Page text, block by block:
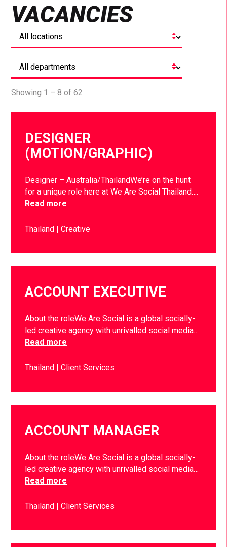
VACANCIES
Showing 1 – 8 of 62
DESIGNER
(MOTION/GRAPHIC)
Designer – Australia/ThailandWe’re on the hunt
for a unique role here at We Are Social Thailand….
Read more
Thailand Creative
ACCOUNT EXECUTIVE
About the roleWe Are Social is a global socially-
led creative agency with unrivalled social media…
Read more
Thailand Client Services
ACCOUNT MANAGER
About the roleWe Are Social is a global socially-
led creative agency with unrivalled social media…
Read more
Thailand Client Services